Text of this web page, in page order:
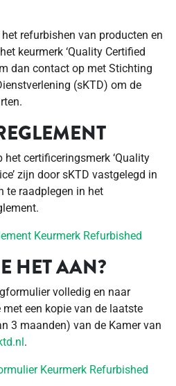
refurbishen van producten en
keurmerk ‘Quality Certified
dan contact op met Stichting
(sKTD) om de
certificeringsmerk ‘Quality
zijn door sKTD vastgelegd in
te raadplegen in het
Keurmerk Refurbished
HET AAN?
volledig en naar
een kopie van de laatste
3 maanden) van de Kamer van
.
Keurmerk Refurbished